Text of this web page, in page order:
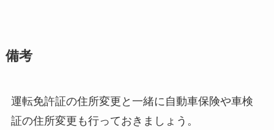
備考
運転免許証の住所変更と一緒に自動車保険や車検
証の住所変更も行っておきましょう。